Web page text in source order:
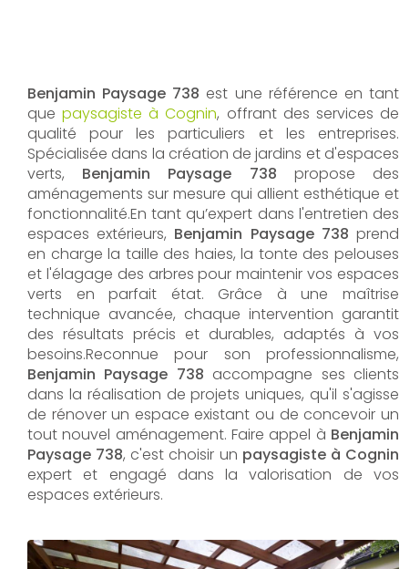
Benjamin Paysage 738 est une référence en tant
quepaysagiste à Cognin, offrant des services de
qualité pour les particuliers et les entreprises.
Spécialisée dans la création de jardins et d'espaces
verts, Benjamin Paysage 738 propose des
aménagements sur mesure qui allient esthétique et
fonctionnalité.En tant qu’expert dans l'entretien des
espaces extérieurs, Benjamin Paysage 738 prend
en charge la taille des haies, la tonte des pelouses
et l'élagage des arbres pour maintenir vos espaces
verts en parfait état. Grâce à une maîtrise
technique avancée, chaque intervention garantit
des résultats précis et durables, adaptés à vos
besoins.Reconnue pour son professionnalisme,
Benjamin Paysage 738 accompagne ses clients
dans la réalisation de projets uniques, qu'il s'agisse
de rénover un espace existant ou de concevoir un
tout nouvel aménagement. Faire appel à Benjamin
Paysage 738, c'est choisir un paysagiste à Cognin
expert et engagé dans la valorisation de vos
espaces extérieurs.